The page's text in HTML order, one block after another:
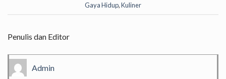
Gaya Hidup,Kuliner
Penulis dan Editor
Admin